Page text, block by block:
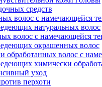
средств
волос с намечающейся
натуральных волос
волос с намечающейся
окрашенных волос
обработанных волос с
химически
уход
перхоти